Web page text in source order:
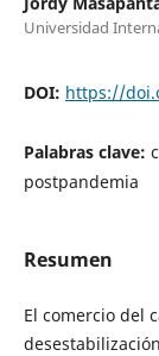
Universidad
DOI: https://
Palabras clave:
postpandemia
Resumen
El comercio del